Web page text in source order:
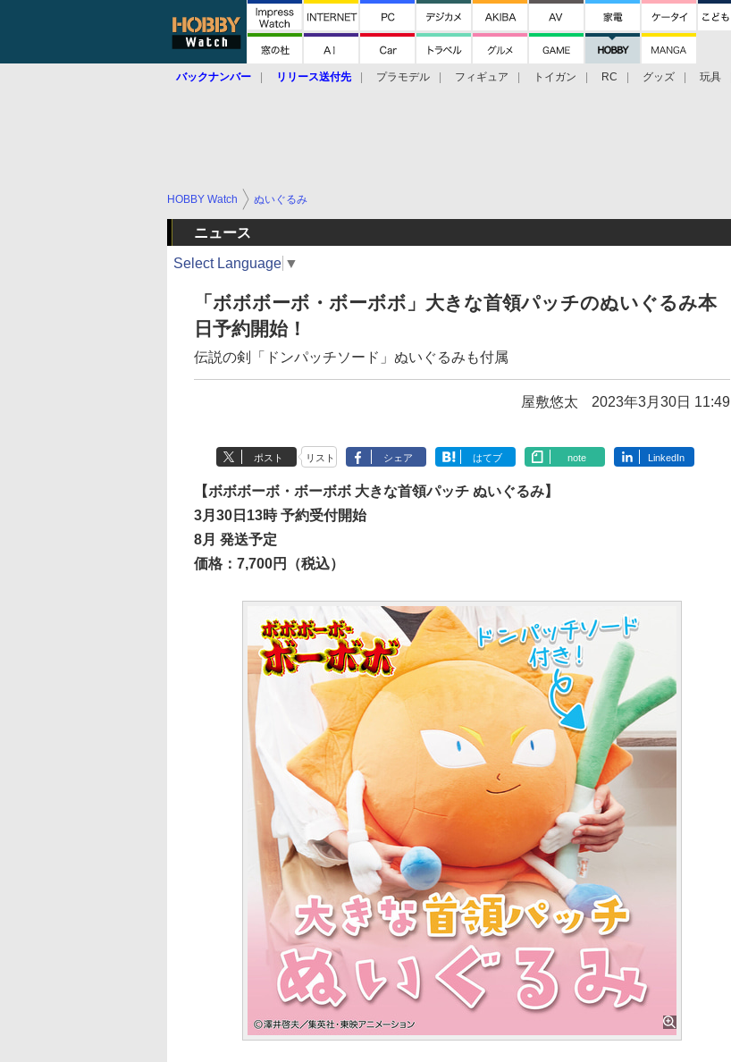
バックナンバー リリース送付先 プラモデル フィギュア トイガン RC グッズ 玩具
HOBBY Watch ぬいぐるみ
ニュース
Select Language ▼
「ボボボーボ・ボーボボ」大きな首領パッチのぬいぐるみ本
日予約開始！
伝説の剣「ドンパッチソード」ぬいぐるみも付属
屋敷悠太 2023年3月30日 11:49
ポスト リスト シェア はてブ note LinkedIn
【ボボボーボ・ボーボボ 大きな首領パッチ ぬいぐるみ】
3月30日13時 予約受付開始
8月 発送予定
価格：7,700円（税込）